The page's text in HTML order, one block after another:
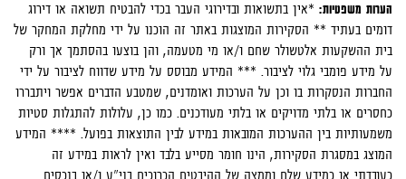
הערות משפטיות: *אין בתשואות ובדירוגי העבר בכדי להבטיח תשואה או דירוג
דומים בעתיד ** הסקירות המוצגות באתר זה הוכנו על ידי מחלקת המחקר של
בית ההשקעות אלטשולר שחם ו/או מי מטעמה, והן בוצעו בהסתמך אך ורק
על מידע פומבי גלוי לציבור. *** המידע מבוסס על מידע שדווח לציבור על ידי
החברות הנסקרות בו וכן על הערכות ואומדנים, שמטבע הדברים אפשר ויתבררו
כחסרים או בלתי מדויקים או בלתי מעודכנים. כמו כן, עלולות להתגלות סטיות
משמעותיות בין ההערכות המובאות במידע לבין התוצאות בפועל. **** המידע
המוצג במסגרת הסקירות, הינו חומר מסייע בלבד ואין לראות במידע זה
כעובדתי או כמידע שלם וממצה של ההיבטים הכרוכים בני"ע ו/או בנכסים